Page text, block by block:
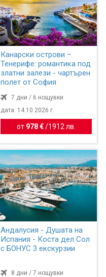
Канарски острови –
Тенерифе: романтика под
златни залези - чартърен
полет от София
7 дни / 6 нощувки
дата: 14.10.2026 г.
от 978 €/ 1912 лв.
Андалусия - Душата на
Испания - Коста дел Сол
с БОНУС 3 екскурзии
8 дни / 7 нощувки